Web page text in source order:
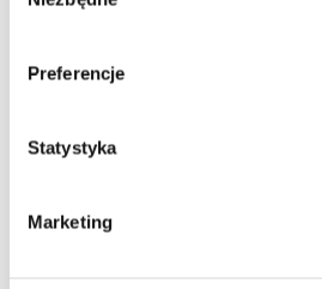
Preferencje
Statystyka
Marketing